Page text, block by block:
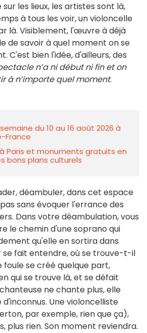
les lieux, les artistes sont là,
à tous les voir, un violoncelle
là. Visiblement, l'œuvre à déjà
de savoir à quel moment on se
C'est bien l'idée, d'ailleurs, des
n’a ni début ni fin et on
à n’importe quel moment.
du 10 au 16 août 2026 à
France
Paris et monuments gratuits en
bons plans culturels
déambuler, dans cet espace
sans évoquer l'errance des
Dans votre déambulation, vous
le chemin d'une soprano qui
qu'elle en sortira dans
fait entendre, où se trouve-t-il
foule se créé quelque part,
qui se trouve là, et se défait
ne chante plus, elle
Une violoncelliste
par exemple, rien que ça),
plus rien. Son moment reviendra.